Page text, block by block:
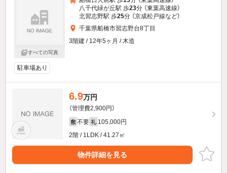
すべての写真
八千代緑が丘駅 歩23分 （東葉高速線）
北習志野駅 歩25分 （京成松戸線など）
千葉県船橋市習志野台8丁目
3階建 / 12年5ヶ月 / 木造
駐車場あり
6.9万円
（管理費2,900円）
敷 不要 礼 105,000円
2階 / 1LDK / 41.27㎡
物件詳細を見る